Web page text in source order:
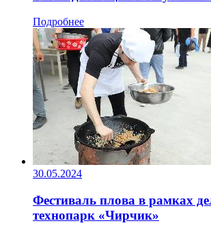
Подробнее
30.05.2024
Фестиваль плова в рамках
технопарк «Чирчик»